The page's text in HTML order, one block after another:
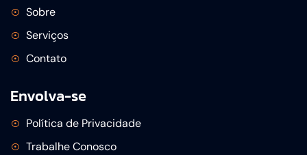
Sobre
Serviços
Contato
Envolva-se
Política de Privacidade
Trabalhe Conosco